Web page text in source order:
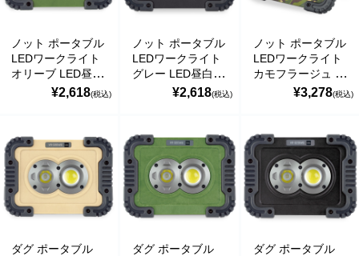
ノット ポータブル
LEDワークライト
オリーブ LED昼白
色 VR-01NWO
¥2,618(税込)
ノット ポータブル
LEDワークライト
グレー LED昼白色
VR-01NWG¥2,618(税込)
ノット ポータブル
LEDワークライト
カモフラージュ 迷
彩柄 LED電球色
¥3,278(税込)
ダグ ポータブル
ダグ ポータブル
ダグ ポータブル